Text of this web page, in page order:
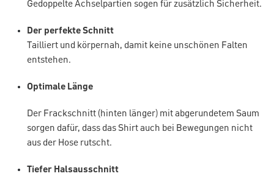
Gedoppelte Achselpartien sogen für zusätzlich Sicherheit.
Der perfekte Schnitt
Tailliert und körpernah, damit keine unschönen Falten
entstehen.
Optimale Länge
Der Frackschnitt (hinten länger) mit abgerundetem Saum
sorgen dafür, dass das Shirt auch bei Bewegungen nicht
aus der Hose rutscht.
Tiefer Halsausschnitt